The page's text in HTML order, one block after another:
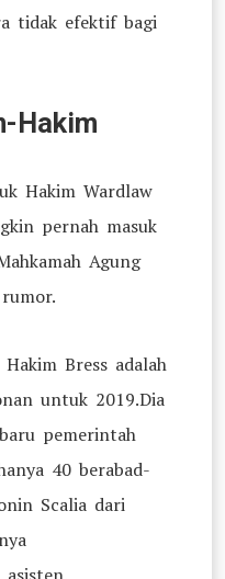
tidak efektif bagi
Hakim
Hakim Wardlaw
pernah masuk
Agung
Bress adalah
untuk 2019.Dia
pemerintah
40 berabad-
Scalia dari